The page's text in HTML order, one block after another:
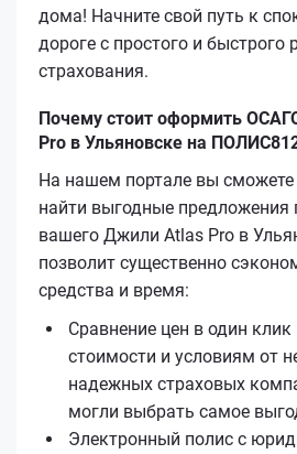
дома! Начните свой путь к
дороге с простого и быстрого
страхования.
Почему стоит оформить
Pro в Ульяновске на
На нашем портале вы
найти выгодные
вашего Джили Atlas Pro в
позволит существенно
средства и время:
Сравнение цен в один
стоимости и условиям от
надежных страховых
могли выбрать самое
Электронный полис с